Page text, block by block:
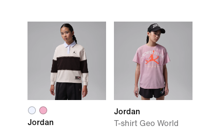
Jordan
Jordan
T-shirt Geo World